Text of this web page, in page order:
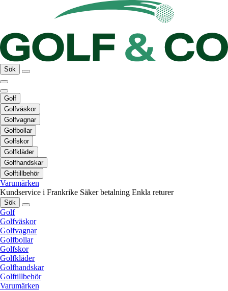
Sök
Golf
Golfväskor
Golfvagnar
Golfbollar
Golfskor
Golfkläder
Golfhandskar
Golftillbehör
Varumärken
Kundservice i Frankrike Säker betalning Enkla returer
Sök
Golf
Golfväskor
Golfvagnar
Golfbollar
Golfskor
Golfkläder
Golfhandskar
Golftillbehör
Varumärken